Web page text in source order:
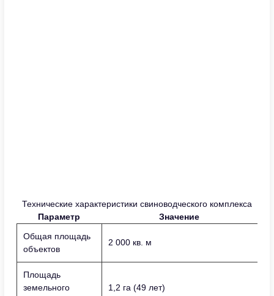
Технические характеристики свиноводческого комплекса
Параметр
Значение
Общая площадь
объектов
2 000 кв. м
Площадь
земельного
1,2 га (49 лет)